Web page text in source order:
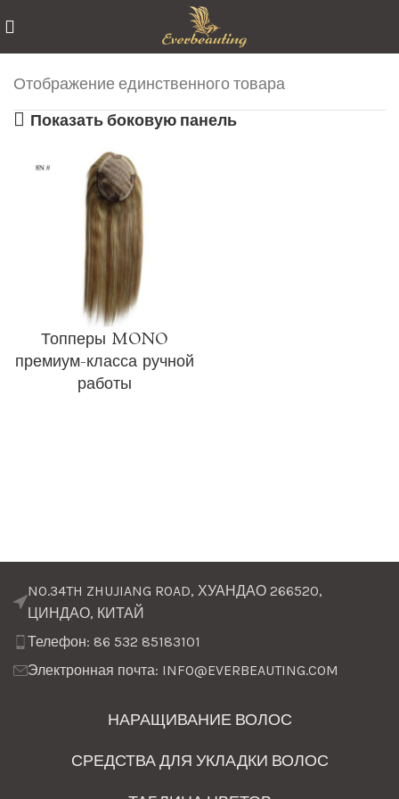
Отображение единственного товара
Показать боковую панель
Топперы MONO
премиум-класса ручной
работы
NO.34TH ZHUJIANG ROAD, ХУАНДАО 266520,
ЦИНДАО, КИТАЙ
Телефон: 86 532 85183101
Электронная почта: INFO@EVERBEAUTING.COM
НАРАЩИВАНИЕ ВОЛОС
СРЕДСТВА ДЛЯ УКЛАДКИ ВОЛОС